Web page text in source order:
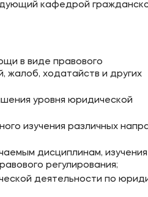
кафедрой
в виде правового
жалоб, ходатайств и других
уровня юридической
изучения различных
дисциплинам, изучения
регулирования;
деятельности по